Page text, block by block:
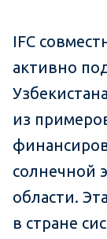
IFC
активно
из
солнечной
области.
в стране